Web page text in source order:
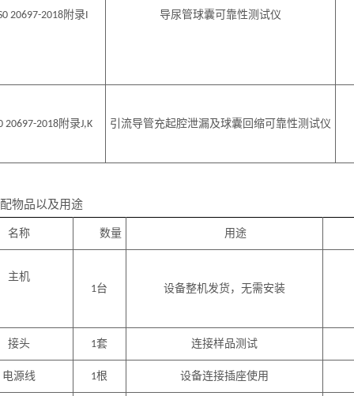
20697-2018附录I 导尿管球囊可靠性测试仪
20697-2018附录J,K 引流导管充起腔泄漏及球囊回缩可靠性测试仪
物品以及用途
名称 数量 用途
主机
1台 设备整机发货，无需安装
接头 1套 连接样品测试
电源线 1根 设备连接插座使用